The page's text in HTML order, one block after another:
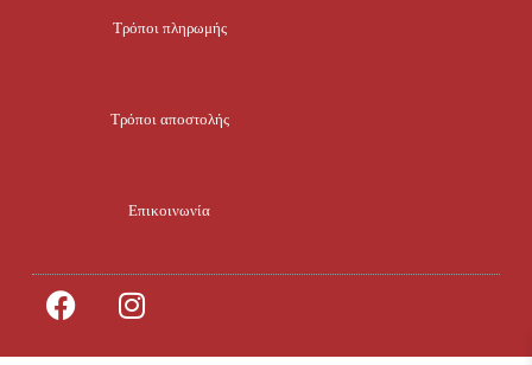
Τρόποι πληρωμής
Τρόποι αποστολής
Επικοινωνία